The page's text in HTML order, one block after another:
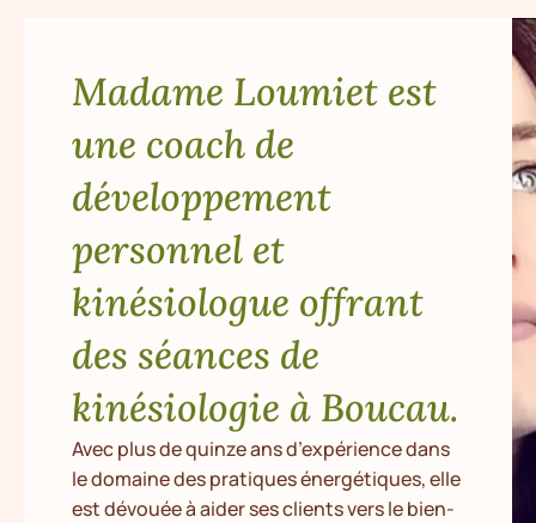
Madame Loumiet est
une coach de
développement
personnel et
kinésiologue offrant
des séances de
kinésiologie à Boucau.
Avec plus de quinze ans d’expérience dans
le domaine des pratiques énergétiques, elle
est dévouée à aider ses clients vers le bien-